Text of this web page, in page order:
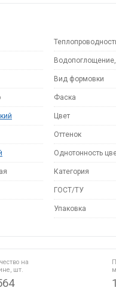
Водопоглощение,
Вид формовки
Фаска
Цвет
Оттенок
Однотонность
Категория
ГОСТ/ТУ
Упаковка
на
шт.